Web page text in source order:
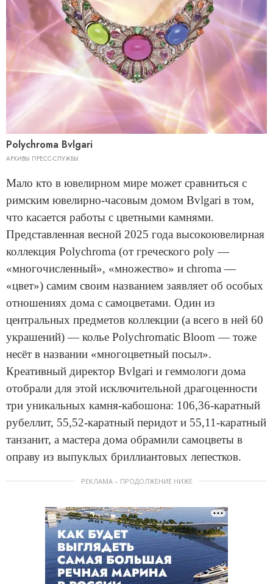
Polychroma Bvlgari
АРХИВЫ ПРЕСС-СЛУЖБЫ
Мало кто в ювелирном мире может сравниться с
римским ювелирно-часовым домом Bvlgari в том,
что касается работы с цветными камнями.
Представленная весной 2025 года высокоювелирная
коллекция Polychroma (от греческого poly —
«многочисленный», «множество» и chroma —
«цвет») самим своим названием заявляет об особых
отношениях дома с самоцветами. Один из
центральных предметов коллекции (а всего в ней 60
украшений) — колье Polychromatic Bloom — тоже
несёт в названии «многоцветный посыл».
Креативный директор Bvlgari и геммологи дома
отобрали для этой исключительной драгоценности
три уникальных камня-кабошона: 106,36-каратный
рубеллит, 55,52-каратный перидот и 55,11-каратный
танзанит, а мастера дома обрамили самоцветы в
оправу из выпуклых бриллиантовых лепестков.
РЕКЛАМА – ПРОДОЛЖЕНИЕ НИЖЕ